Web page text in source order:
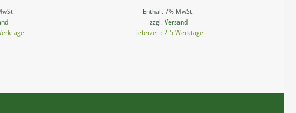
Enthält 7% MwSt.
zzgl. Versand
Lieferzeit: 2-5 Werktage